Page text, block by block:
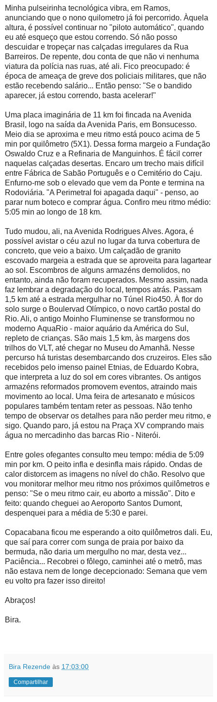
Minha pulseirinha tecnológica vibra, em Ramos,
anunciando que o nono quilometro já foi percorrido. Àquela
altura, é possível continuar no "piloto automático", quando
eu até esqueço que estou correndo. Só não posso
descuidar e tropeçar nas calçadas irregulares da Rua
Barreiros. De repente, dou conta de que não vi nenhuma
viatura da polícia nas ruas, até ali. Fico preocupado: é
época de ameaça de greve dos policiais militares, que não
estão recebendo salário... Então penso: "Se o bandido
aparecer, já estou correndo, basta acelerar!"
Uma placa imaginária de 11 km foi fincada na Avenida
Brasil, logo na saída da Avenida Paris, em Bonsucesso.
Meio dia se aproxima e meu ritmo está pouco acima de 5
min por quilômetro (5X1). Dessa forma margeio a Fundação
Oswaldo Cruz e a Refinaria de Manguinhos. É fácil correr
naquelas calçadas desertas. Encaro um trecho mais difícil
entre Fábrica de Sabão Português e o Cemitério do Caju.
Enfurno-me sob o elevado que vem da Ponte e termina na
Rodoviária. "A Perimetral foi apagada daqui" - penso, ao
parar num boteco e comprar água. Confiro meu ritmo médio:
5:05 min ao longo de 18 km.
Tudo mudou, ali, na Avenida Rodrigues Alves. Agora, é
possível avistar o céu azul no lugar da turva cobertura de
concreto, que veio a baixo. Um calçadão de granito
escovado margeia a estrada que se aproveita para lagartear
ao sol. Escombros de alguns armazéns demolidos, no
entanto, ainda não foram recuperados. Mesmo assim, nada
faz lembrar a degradação do local, tempos atrás. Passam
1,5 km até a estrada mergulhar no Túnel Rio450. À flor do
solo surge o Boulervad Olímpico, o novo cartão postal do
Rio. Ali, o antigo Moinho Fluminense se transformou no
moderno AquaRio - maior aquário da América do Sul,
repleto de crianças. São mais 1,5 km, às margens dos
trilhos do VLT, até chegar no Museu do Amanhã. Nesse
percurso há turistas desembarcando dos cruzeiros. Eles são
recebidos pelo imenso painel Etnias, de Eduardo Kobra,
que interpreta a luz do sol em cores vibrantes. Os antigos
armazéns reformados promovem eventos, atraindo mais
movimento ao local. Uma feira de artesanato e músicos
populares também tentam reter as pessoas. Não tenho
tempo de observar os detalhes para não perder meu ritmo, e
sigo. Quando paro, já estou na Praça XV comprando mais
água no mercadinho das barcas Rio - Niterói.
Entre goles ofegantes consulto meu tempo: média de 5:09
min por km. O peito infla e desinfla mais rápido. Ondas de
calor distorcem as imagens no nível do chão. Resolvo que
vou monitorar melhor meu ritmo nos próximos quilômetros e
penso: "Se o meu ritmo cair, eu aborto a missão". Dito e
feito: quando cheguei ao Aeroporto Santos Dumont,
despenquei para a média de 5:30 e parei.
Copacabana ficou me esperando a oito quilômetros dali. Eu,
que saí para correr com sunga de praia por baixo da
bermuda, não daria um mergulho no mar, desta vez...
Paciência... Recobrei o fôlego, caminhei até o metrô, mas
não estava nem de longe decepcionado: Semana que vem
eu volto pra fazer isso direito!
Abraços!
Bira.
Bira Rezende às 17:03:00
Compartilhar